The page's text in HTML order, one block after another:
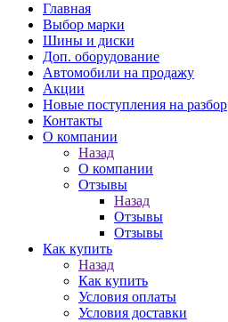
Главная
Выбор марки
Шины и диски
Доп. оборудование
Автомобили на продажу
Акции
Новые поступления на разбор
Контакты
О компании
Назад
О компании
Отзывы
Назад
Отзывы
Отзывы
Как купить
Назад
Как купить
Условия оплаты
Условия доставки